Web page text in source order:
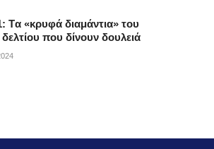
Tα «κρυφά διαμάντια» του
που δίνουν δουλειά